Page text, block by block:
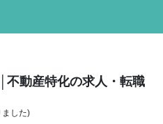
│不動産特化の求人・転職
ました)